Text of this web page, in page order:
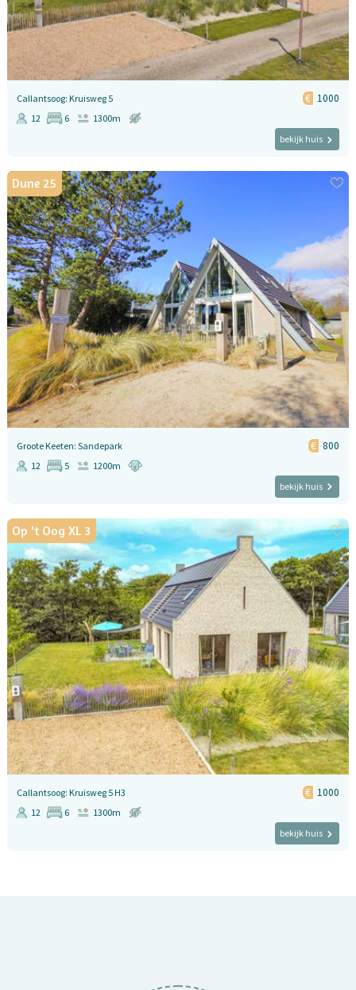
Callantsoog: Kruisweg 5 1000
12 6
1300m
bekijk huis
Dune 25
Groote Keeten: Sandepark 800
12 5
1200m
bekijk huis
Op 't Oog XL 3
Callantsoog: Kruisweg 5 H3 1000
12 6
1300m
bekijk huis